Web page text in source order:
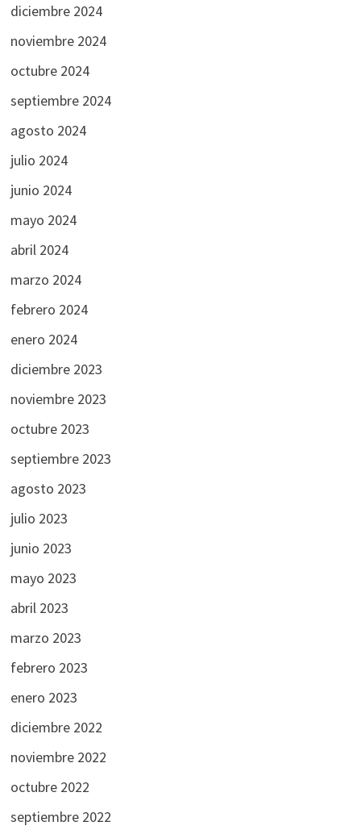
diciembre 2024
noviembre 2024
octubre 2024
septiembre 2024
agosto 2024
julio 2024
junio 2024
mayo 2024
abril 2024
marzo 2024
febrero 2024
enero 2024
diciembre 2023
noviembre 2023
octubre 2023
septiembre 2023
agosto 2023
julio 2023
junio 2023
mayo 2023
abril 2023
marzo 2023
febrero 2023
enero 2023
diciembre 2022
noviembre 2022
octubre 2022
septiembre 2022